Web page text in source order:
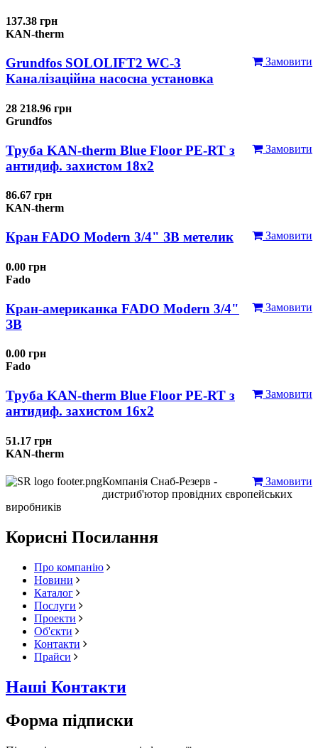
137.38 грн
KAN-therm
Замовити
Grundfos SOLOLIFT2 WC-3
Каналізаційна насосна установка
28 218.96 грн
Grundfos
Замовити
Труба KAN-therm Blue Floor PE-RT з
антидиф. захистом 18х2
86.67 грн
KAN-therm
Замовити
Кран FADO Modern 3/4" ЗВ метелик
0.00 грн
Fado
Замовити
Кран-американка FADO Modern 3/4"
ЗВ
0.00 грн
Fado
Замовити
Труба KAN-therm Blue Floor PE-RT з
антидиф. захистом 16х2
51.17 грн
KAN-therm
Замовити
Компанія Снаб-Резерв -
дистриб'ютор провідних європейських
виробників
Корисні Посилання
Про компанію
Новини
Каталог
Послуги
Проекти
Об'єкти
Контакти
Прайси
Наші Контакти
Форма підписки